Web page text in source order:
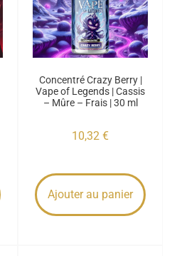
Concentré Crazy Berry |
Vape of Legends | Cassis
– Mûre – Frais | 30 ml
10,32 €
Ajouter au panier